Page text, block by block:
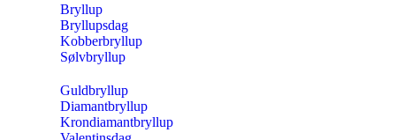
Bryllup
Bryllupsdag
Kobberbryllup
Sølvbryllup
Guldbryllup
Diamantbryllup
Krondiamantbryllup